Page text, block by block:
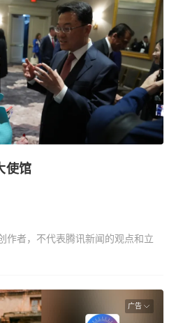
使馆
作者，不代表腾讯新闻的观点和立
广告